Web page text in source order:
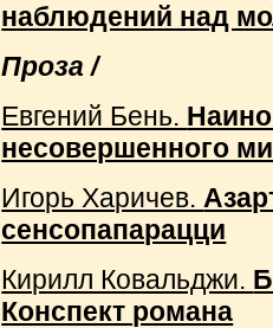
наблюдений над
Проза /
Евгений Бень.
несовершенного
Игорь Харичев.
сенсопапарацци
Кирилл Ковальджи.
Конспект романа